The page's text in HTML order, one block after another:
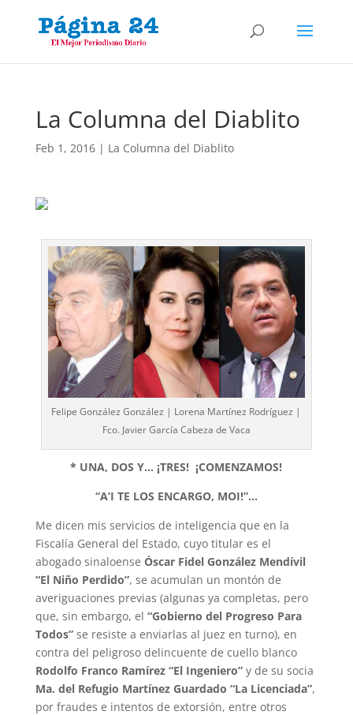
La Columna del Diablito
Feb 1, 2016| La Columna del Diablito
Felipe González González | Lorena Martínez Rodríguez |
Fco. Javier García Cabeza de Vaca
* UNA, DOS Y… ¡TRES! ¡COMENZAMOS!
“A’I TE LOS ENCARGO, MOI!”…
Me dicen mis servicios de inteligencia que en la
Fiscalía General del Estado, cuyo titular es el
abogado sinaloense Óscar Fidel González Mendívil
“El Niño Perdido”, se acumulan un montón de
averiguaciones previas (algunas ya completas, pero
que, sin embargo, el “Gobierno del Progreso Para
Todos”se resiste a enviarlas al juez en turno), en
contra del peligroso delincuente de cuello blanco
Rodolfo Franco Ramírez “El Ingeniero” y de su socia
Ma. del Refugio Martínez Guardado “La Licenciada”,
por fraudes e intentos de extorsión, entre otros